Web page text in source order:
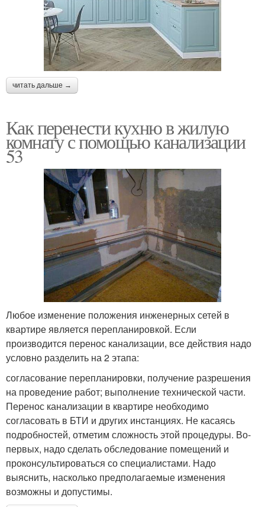
читать дальше →
Как перенести кухню в жилую
комнату с помощью канализации
53
Любое изменение положения инженерных сетей в
квартире является перепланировкой. Если
производится перенос канализации, все действия надо
условно разделить на 2 этапа:
согласование перепланировки, получение разрешения
на проведение работ; выполнение технической части.
Перенос канализации в квартире необходимо
согласовать в БТИ и других инстанциях. Не касаясь
подробностей, отметим сложность этой процедуры. Во-
первых, надо сделать обследование помещений и
проконсультироваться со специалистами. Надо
выяснить, насколько предполагаемые изменения
возможны и допустимы.